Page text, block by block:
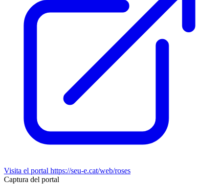
Visita el portal https://seu-e.cat/web/roses
Captura del portal